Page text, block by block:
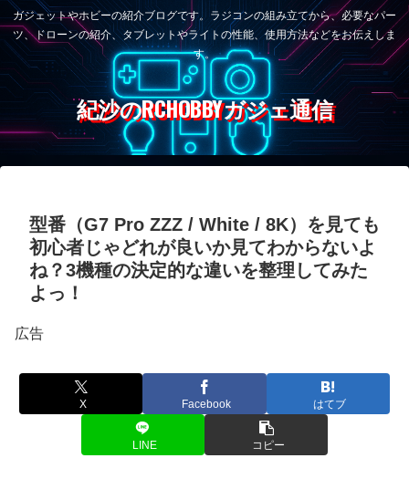
ガジェットやホビーの紹介ブログです。ラジコンの組み立てから、必要なパー
ツ、ドローンの紹介、タブレットやライトの性能、使用方法などをお伝えしま
す。
紀沙のRCHOBBYガジェ通信
型番（G7 Pro ZZZ / White / 8K）を見ても
初心者じゃどれが良いか見てわからないよ
ね？3機種の決定的な違いを整理してみた
よっ！
広告
X Facebook はてブ
LINE コピー